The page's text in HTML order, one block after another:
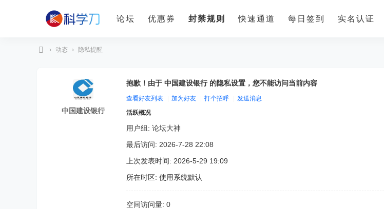
论坛 优惠券 封禁规则 快速通道 每日签到 实名认证
› 动态 › 隐私提醒
中国建设银行
抱歉！由于 中国建设银行 的隐私设置，您不能访问当前内容
查看好友列表 加为好友 打个招呼
发送消息
活跃概况
用户组: 论坛大神
最后访问: 2026-7-28 22:08
上次发表时间: 2026-5-29 19:09
所在时区: 使用系统默认
空间访问量: 0